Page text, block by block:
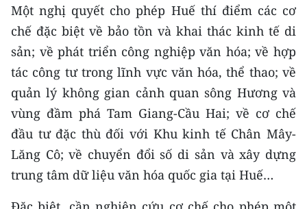
Một nghị quyết cho phép Huế thí điểm các cơ
chế đặc biệt về bảo tồn và khai thác kinh tế di
sản; về phát triển công nghiệp văn hóa; về hợp
tác công tư trong lĩnh vực văn hóa, thể thao; về
quản lý không gian cảnh quan sông Hương và
vùng đầm phá Tam Giang-Cầu Hai; về cơ chế
đầu tư đặc thù đối với Khu kinh tế Chân Mây-
Lăng Cô; về chuyển đổi số di sản và xây dựng
trung tâm dữ liệu văn hóa quốc gia tại Huế…